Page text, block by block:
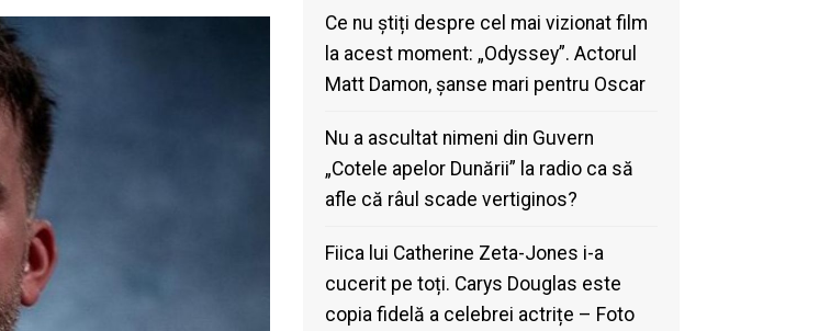
Ce nu știți despre cel mai vizionat film
la acest moment: „Odyssey”. Actorul
Matt Damon, șanse mari pentru Oscar
Nu a ascultat nimeni din Guvern
„Cotele apelor Dunării” la radio ca să
afle că râul scade vertiginos?
Fiica lui Catherine Zeta-Jones i-a
cucerit pe toți. Carys Douglas este
copia fidelă a celebrei actrițe – Foto